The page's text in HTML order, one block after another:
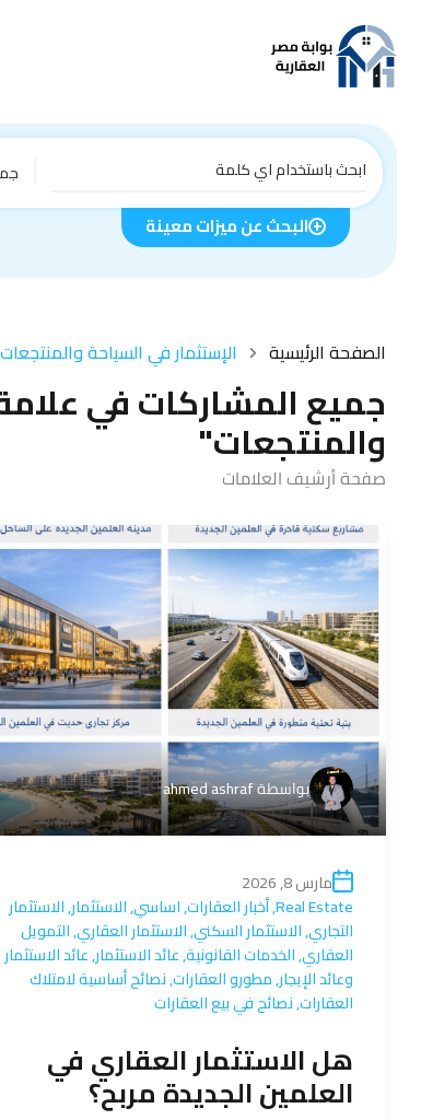
البحث عن ميزات معينة
الصفحة الرئيسية الإستثمار في السياحة والمنتجعات
جميع المشاركات في
والمنتجعات"
صفحة أرشيف العلامات
بواسطةahmed ashraf
مارس 8, 2026
Real Estate
,أخبار العقارات,اساسي,الاستثمار,الاستثمار
التجاري,الاستثمار السكني,الاستثمار العقاري,التمويل
العقاري,الخدمات القانونية,عائد الاستثمار,عائد الاستثمار
وعائد الإيجار,مطورو العقارات,نصائح أساسية لامتلاك
العقارات,نصائح في بيع العقارات
هل الاستثمار العقاري في
العلمين الجديدة مربح؟